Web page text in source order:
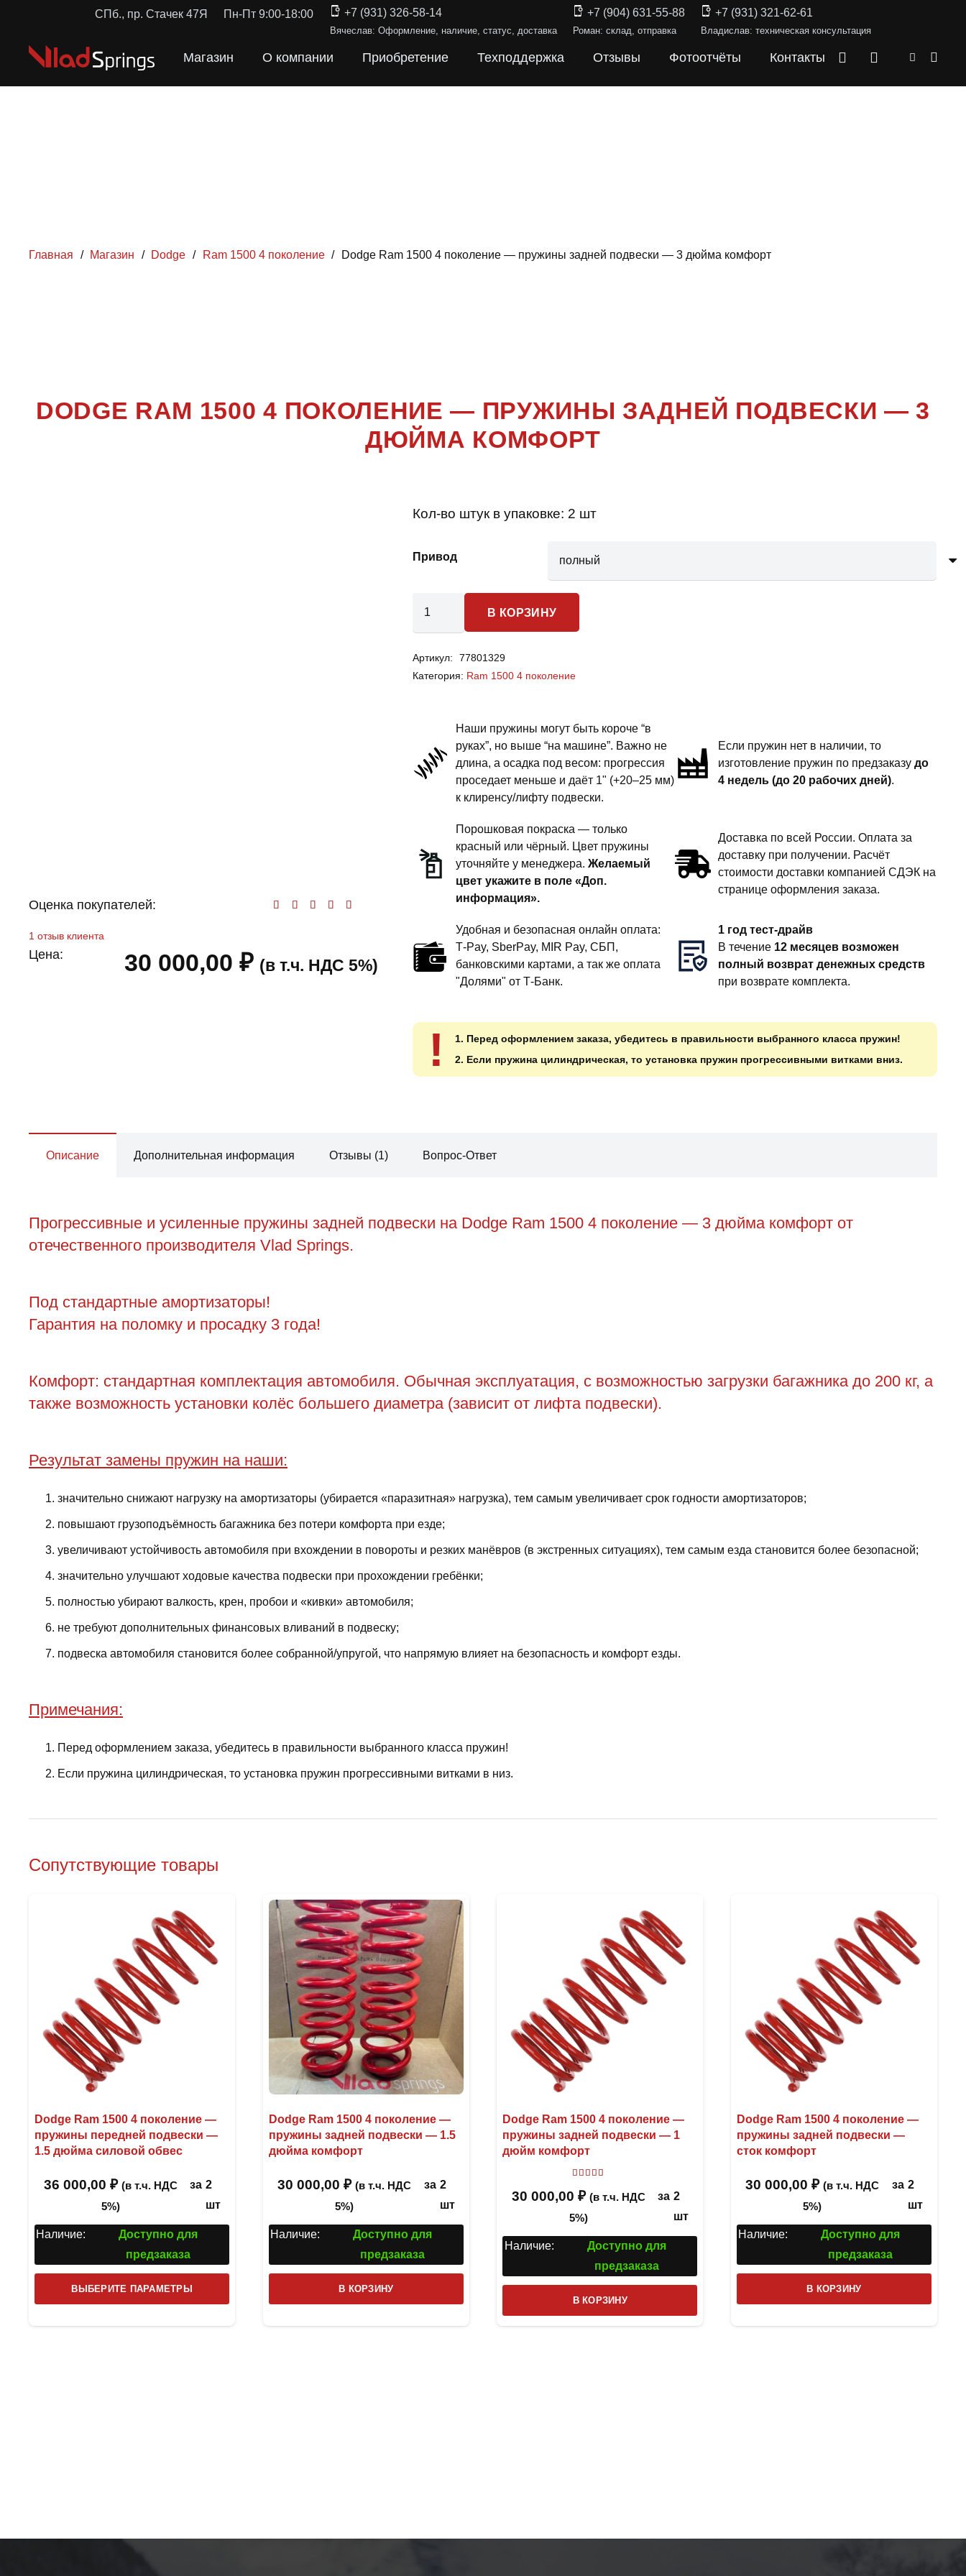
СПб., пр. Стачек 47Я Пн-Пт 9:00-18:00 +7 (931) 326-58-14
Вячеслав: Оформление, наличие, статус, доставка
+7 (904) 631-55-88
Роман: склад, отправка
+7 (931) 321-62-61
Владислав: техническая консультация
Магазин О компании Приобретение Техподдержка Отзывы Фотоотчёты Контакты
Главная / Магазин / Dodge / Ram 1500 4 поколение / Dodge Ram 1500 4 поколение — пружины задней подвески — 3 дюйма комфорт
1500 4 ПОКОЛЕНИЕ
DODGE RAM 1500 4 ПОКОЛЕНИЕ — ПРУЖИНЫ ЗАДНЕЙ ПОДВЕСКИ — 3
ДЮЙМА КОМФОРТ
Оценка покупателей:
1 отзыв клиента
Цена: 30 000,00₽ (в т.ч. НДС 5%)
Кол-во штук в упаковке: 2 шт
Привод
Ram
1500
поколение
пружины
задней
подвески
дюйма
комфорт
В КОРЗИНУ
Артикул:
77801329
Категория: Ram 1500 4 поколение
Наши пружины могут быть короче “в
руках”, но выше “на машине”. Важно не
длина, а осадка под весом: прогрессия
проседает меньше и даёт 1" (+20–25 мм)
к клиренсу/лифту подвески.
Если пружин нет в наличии, то
изготовление пружин по предзаказудо
4 недель (до 20 рабочих дней).
Порошковая покраска — только
красный или чёрный. Цвет пружины
уточняйте у менеджера.Желаемый
цвет укажите в поле «Доп.
информация».
Доставка по всей России. Оплата за
доставку при получении. Расчёт
стоимости доставки компанией СДЭК на
странице оформления заказа.
Удобная и безопасная онлайн оплата:
T‑Pay, SberPay, MIR Pay, СБП,
банковскими картами, а так же оплата
"Долями" от Т-Банк.
1 год тест-драйв
В течение 12 месяцев возможен
полный возврат денежных средств
при возврате комплекта.
!
1. Перед оформлением заказа, убедитесь в правильности выбранного класса пружин!
2. Если пружина цилиндрическая, то установка пружин прогрессивными витками вниз.
Описание Дополнительная информация Отзывы (1) Вопрос-Ответ
Прогрессивные и усиленные пружины задней подвески на Dodge Ram 1500 4 поколение — 3 дюйма комфорт от
отечественного производителя Vlad Springs.
Под стандартные амортизаторы!
Гарантия на поломку и просадку 3 года!
Комфорт: стандартная комплектация автомобиля. Обычная эксплуатация, с возможностью загрузки багажника до 200 кг, а
также возможность установки колёс большего диаметра (зависит от лифта подвески).
Результат замены пружин на наши:
значительно снижают нагрузку на амортизаторы (убирается «паразитная» нагрузка), тем самым увеличивает срок годности амортизаторов;
повышают грузоподъёмность багажника без потери комфорта при езде;
увеличивают устойчивость автомобиля при вхождении в повороты и резких манёвров (в экстренных ситуациях), тем самым езда становится более безопасной;
значительно улучшают ходовые качества подвески при прохождении гребёнки;
полностью убирают валкость, крен, пробои и «кивки» автомобиля;
не требуют дополнительных финансовых вливаний в подвеску;
подвеска автомобиля становится более собранной/упругой, что напрямую влияет на безопасность и комфорт езды.
Примечания:
Перед оформлением заказа, убедитесь в правильности выбранного класса пружин!
Если пружина цилиндрическая, то установка пружин прогрессивными витками в низ.
Сопутствующие товары
Dodge Ram 1500 4 поколение —
пружины передней подвески —
1.5 дюйма силовой обвес
36 000,00 ₽ (в т.ч. НДС
5%)
за 2
шт
Наличие:
Доступно для
предзаказа
ВЫБЕРИТЕ ПАРАМЕТРЫ
товар
Dodge Ram 1500 4 поколение —
пружины задней подвески — 1.5
дюйма комфорт
30 000,00₽ (в т.ч. НДС
5%)
за 2
шт
Наличие:
Доступно для
предзаказа
В КОРЗИНУ
Dodge Ram 1500 4 поколение —
пружины задней подвески — 1
дюйм комфорт
30 000,00 ₽ (в т.ч. НДС
5%)
за 2
шт
Наличие:
Доступно для
предзаказа
В КОРЗИНУ
Dodge Ram 1500 4 поколение —
пружины задней подвески —
сток комфорт
30 000,00₽ (в т.ч. НДС
5%)
за 2
шт
Наличие:
Доступно для
предзаказа
В КОРЗИНУ